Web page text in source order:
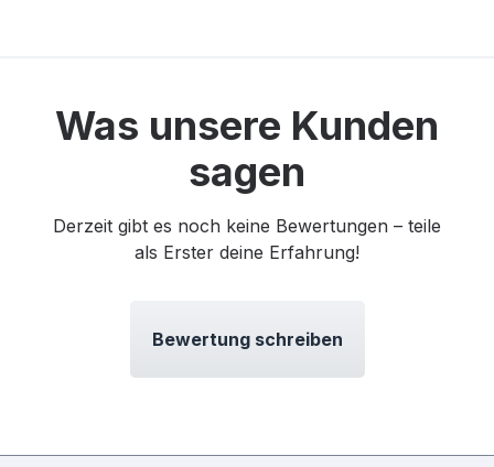
Was unsere Kunden
sagen
Derzeit gibt es noch keine Bewertungen – teile
als Erster deine Erfahrung!
Bewertung schreiben